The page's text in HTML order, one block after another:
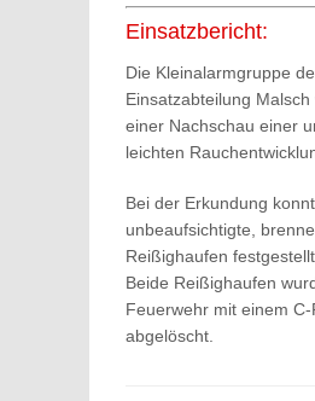
Einsatzbericht:
Die Kleinalarmgruppe
Einsatzabteilung Malsch
einer Nachschau einer
leichten
Bei der Erkundung
unbeaufsichtigte,
Reißighaufen
Beide Reißighaufen
Feuerwehr mit einem
abgelöscht.